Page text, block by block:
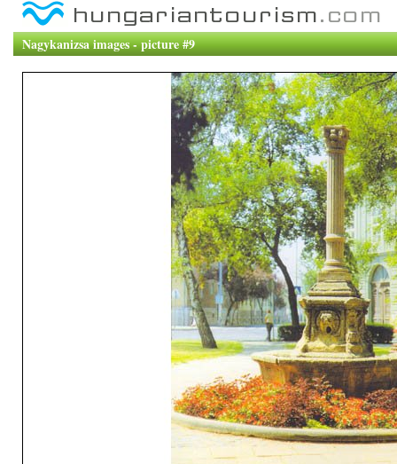
Nagykanizsa images - picture #9